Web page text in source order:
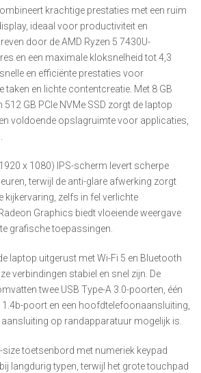
krachtige prestaties met een ruim
ideaal voor productiviteit en
door de AMD Ryzen 5 7430U-
en een maximale kloksnelheid tot 4,3
en efficiënte prestaties voor
taken en lichte contentcreatie. Met 8 GB
512 GB PCIe NVMe SSD zorgt de laptop
voldoende opslagruimte voor applicaties,
x 1080) IPS-scherm levert scherpe
terwijl de anti-glare afwerking zorgt
zelfs in fel verlichte
Graphics biedt vloeiende weergave
grafische toepassingen.
laptop uitgerust met Wi-Fi 5 en Bluetooth
verbindingen stabiel en snel zijn. De
twee USB Type-A 3.0-poorten, één
1.4b-poort en een hoofdtelefoonaansluiting,
op randapparatuur mogelijk is.
toetsenbord met numeriek keypad
langdurig typen, terwijl het grote touchpad